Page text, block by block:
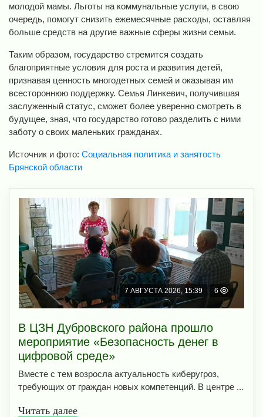
молодой мамы. Льготы на коммунальные услуги, в свою
очередь, помогут снизить ежемесячные расходы, оставляя
больше средств на другие важные сферы жизни семьи.
Таким образом, государство стремится создать
благоприятные условия для роста и развития детей,
признавая ценность многодетных семей и оказывая им
всестороннюю поддержку. Семья Линкевич, получившая
заслуженный статус, сможет более уверенно смотреть в
будущее, зная, что государство готово разделить с ними
заботу о своих маленьких гражданах.
Источник и фото: Социальная политика и занятость
Брянской области
7 АВГУСТА 2026, 15:39 6
В ЦЗН Дубровского района прошло
мероприятие «Безопасность денег в
цифровой среде»
Вместе с тем возросла актуальность киберугроз,
требующих от граждан новых компетенций. В центре ...
Читать далее